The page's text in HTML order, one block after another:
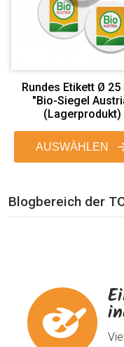
Rundes Etikett Ø 25
"Bio-Siegel
(Lagerprodukt)
AUSWÄHLEN
Blogbereich der